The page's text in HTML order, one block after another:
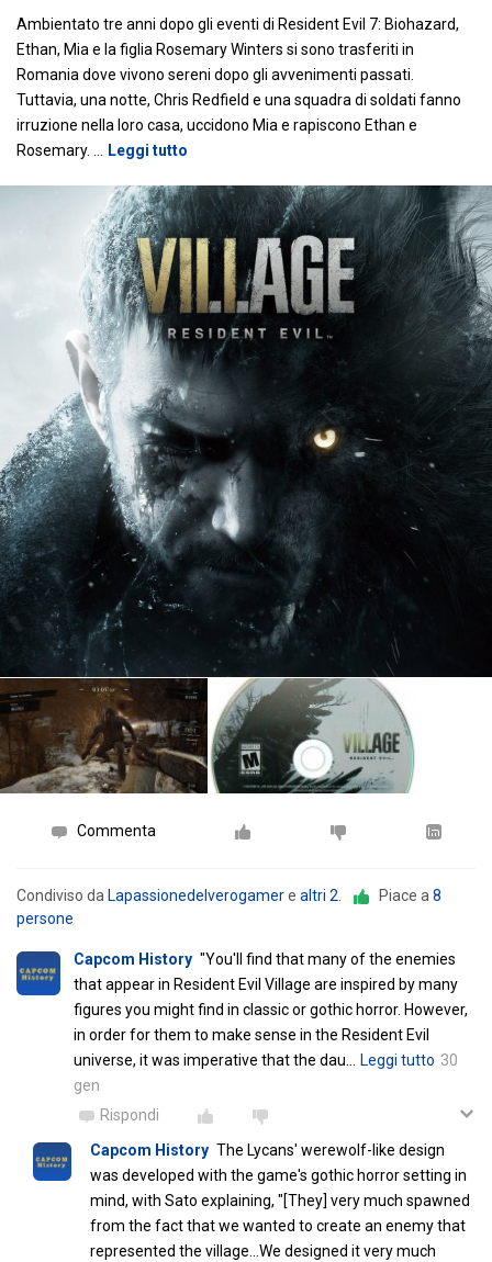
Ambientato tre anni dopo gli eventi di Resident Evil 7: Biohazard,
Ethan, Mia e la figlia Rosemary Winters si sono trasferiti in
Romania dove vivono sereni dopo gli avvenimenti passati.
Tuttavia, una notte, Chris Redfield e una squadra di soldati fanno
irruzione nella loro casa, uccidono Mia e rapiscono Ethan e
Rosemary. … Leggi tutto
Commenta
Condiviso da Lapassionedelverogamere altri 2. Piace a8
persone
Capcom History "You'll find that many of the enemies
that appear in Resident Evil Village are inspired by many
figures you might find in classic or gothic horror. However,
in order for them to make sense in the Resident Evil
universe, it was imperative that the dau… Leggi tutto 30
gen
Rispondi
Capcom History The Lycans' werewolf-like design
was developed with the game's gothic horror setting in
mind, with Sato explaining, "[They] very much spawned
from the fact that we wanted to create an enemy that
represented the village...We designed it very much